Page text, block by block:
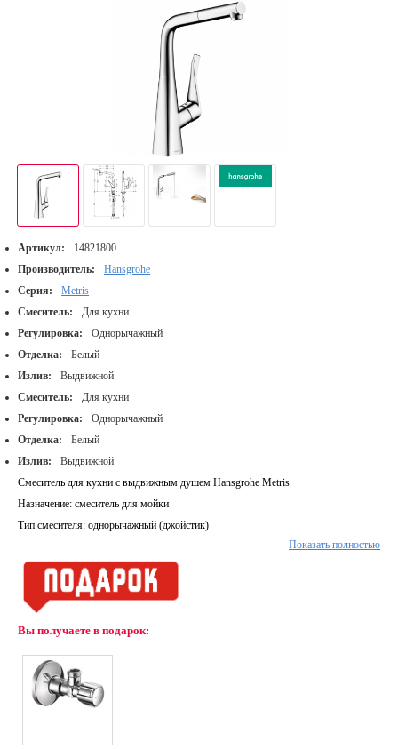
Артикул:
14821800
Производитель:
Hansgrohe
Серия:
Metris
Смеситель:
Для кухни
Регулировка:
Однорычажный
Отделка:
Белый
Излив:
Выдвижной
Смеситель:
Для кухни
Регулировка:
Однорычажный
Отделка:
Белый
Излив:
Выдвижной
Смеситель для кухни с выдвижным душем Hansgrohe Metris
Назначение: смеситель для мойки
Тип смесителя: однорычажный (джойстик)
Кнопка переключения режимов струи
Магнитная система крепления душа MagFit
Картридж: керамический
Материал смесителя: латунь
Цвет: матовая сталь
Аэратор Air Power
Система QuickClean
Показать полностью
Вы получаете в подарок: